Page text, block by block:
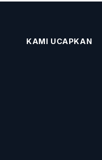
KAMI UCAPKAN